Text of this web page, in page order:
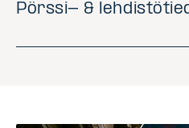
Pörssi- &